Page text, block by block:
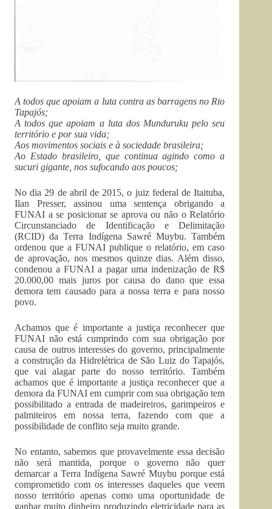
A todos que apoiam a luta contra as barragens no Rio
Tapajós;
A todos que apoiam a luta dos Munduruku pelo seu
território e por sua vida;
Aos movimentos sociais e à sociedade brasileira;
Ao Estado brasileiro, que continua agindo como a
sucuri gigante, nos sufocando aos poucos;
No dia 29 de abril de 2015, o juiz federal de Itaituba,
Ilan Presser, assinou uma sentença obrigando a
FUNAI a se posicionar se aprova ou não o Relatório
Circunstanciado de Identificação e Delimitação
(RCID) da Terra Indígena Sawré Muybu. Também
ordenou que a FUNAI publique o relatório, em caso
de aprovação, nos mesmos quinze dias. Além disso,
condenou a FUNAI a pagar uma indenização de R$
20.000,00 mais juros por causa do dano que essa
demora tem causado para a nossa terra e para nosso
povo.
Achamos que é importante a justiça reconhecer que
FUNAI não está cumprindo com sua obrigação por
causa de outros interesses do governo, principalmente
a construção da Hidrelétrica de São Luiz do Tapajós,
que vai alagar parte do nosso território. Também
achamos que é importante a justiça reconhecer que a
demora da FUNAI em cumprir com sua obrigação tem
possibilitado a entrada de madeireiros, garimpeiros e
palmiteiros em nossa terra, fazendo com que a
possibilidade de conflito seja muito grande.
No entanto, sabemos que provavelmente essa decisão
não será mantida, porque o governo não quer
demarcar a Terra Indígena Sawré Muybu porque está
comprometido com os interesses daqueles que veem
nosso território apenas como uma oportunidade de
ganhar muito dinheiro produzindo eletricidade para as